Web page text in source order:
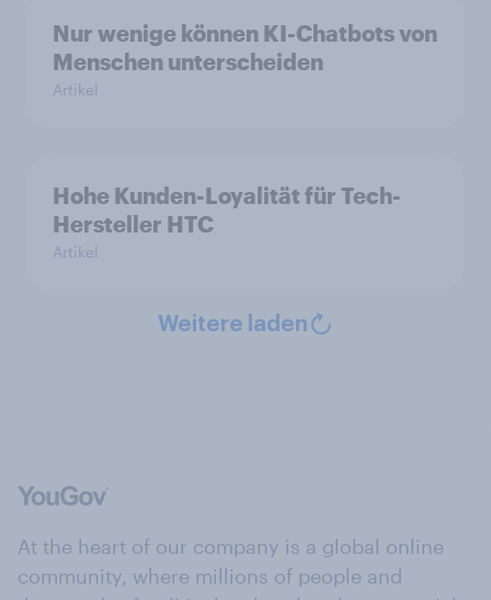
Nur wenige können KI-Chatbots von
Menschen unterscheiden
Artikel
Hohe Kunden-Loyalität für Tech-
Hersteller HTC
Artikel
Weitere laden
At the heart of our company is a global online
community, where millions of people and